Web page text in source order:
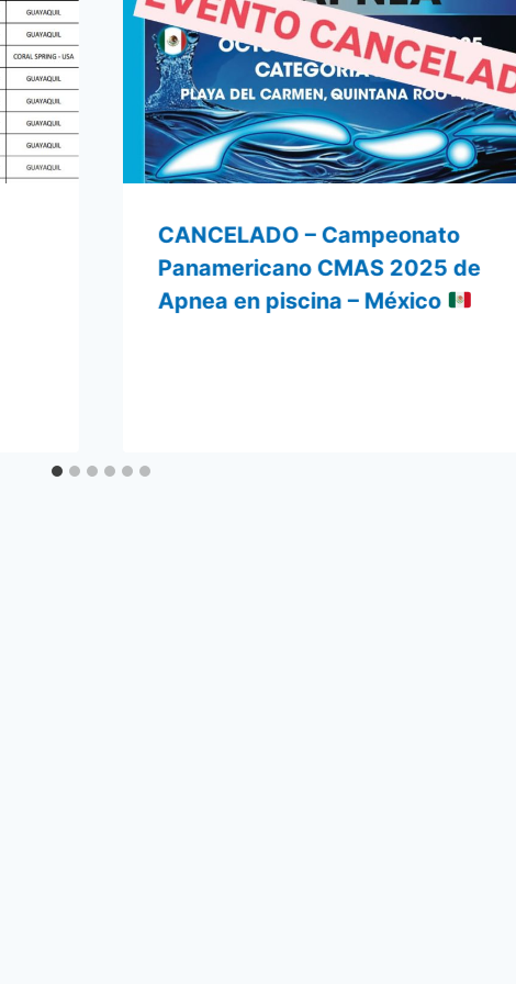
CANCELADO – Campeonato
Panamericano CMAS 2025 de
Apnea en piscina – México